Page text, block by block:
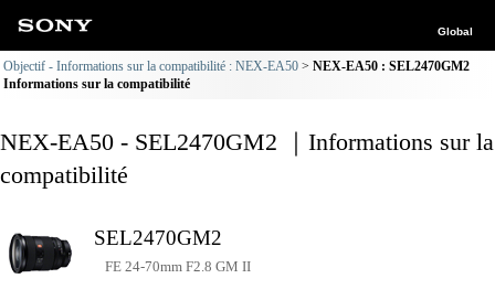
Global
Objectif - Informations sur la compatibilité : NEX-EA50
NEX-EA50 : SEL2470GM2
Informations sur la compatibilité
NEX-EA50 - SEL2470GM2 ｜Informations sur la
compatibilité
SEL2470GM2
FE 24-70mm F2.8 GM II